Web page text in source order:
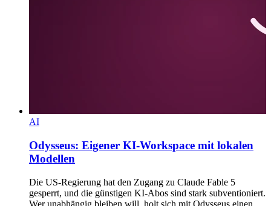
AI
Odysseus: Eigener KI-Workspace mit lokalen
Modellen
Die US-Regierung hat den Zugang zu Claude Fable 5
gesperrt, und die günstigen KI-Abos sind stark subventioniert.
Wer unabhängig bleiben will, holt sich mit Odysseus einen